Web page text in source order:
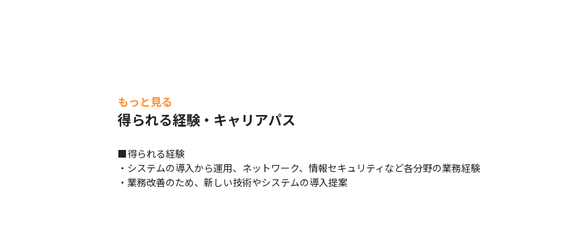
もっと見る
得られる経験・キャリアパス
■得られる経験
・システムの導入から運用、ネットワーク、情報セキュリティなど各分野の業務経験
・業務改善のため、新しい技術やシステムの導入提案